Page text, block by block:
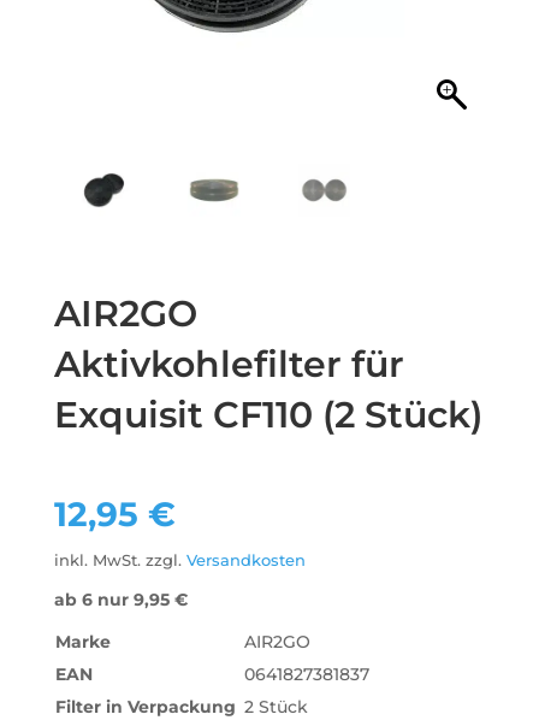
AIR2GO
Aktivkohlefilter für
Exquisit CF110 (2 Stück)
12,95 €
inkl. MwSt. zzgl. Versandkosten
ab 6 nur 9,95 €
Marke
AIR2GO
EAN
0641827381837
Filter in Verpackung 2 Stück